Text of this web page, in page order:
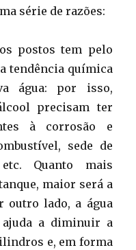
série de razões:
postos tem pelo
tendência química
água: por isso,
precisam ter
à corrosão e
sede de
etc. Quanto mais
maior será a
outro lado, a água
ajuda a diminuir a
e, em forma